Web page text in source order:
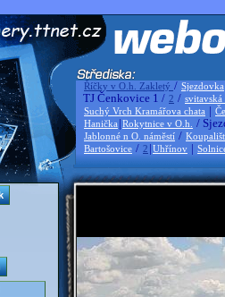
Říčky v O.h. Zakletý / Sjezdovka
TJ Čenkovice 1 / 2 / svitavská
Suchý Vrch Kramářova chata |
Hanička |Rokytnice v O.h. /
Jablonné n O. náměstí /
Bartošovice / 2 |Uhřínov |